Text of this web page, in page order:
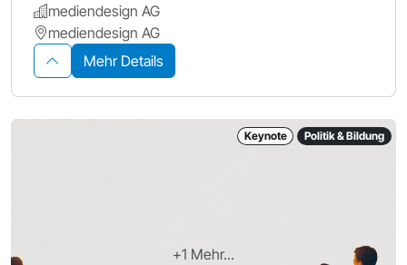
mediendesign AG
mediendesign AG
Mehr Details
+1 Mehr...
Keynote Politik & Bildung